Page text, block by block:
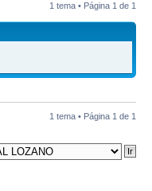
1 tema • Página 1 de 1
1 tema • Página 1 de 1